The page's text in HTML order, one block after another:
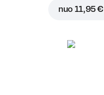
nuo 11,95 €